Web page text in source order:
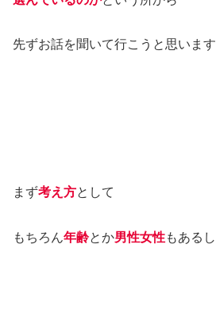
先ずお話を聞いて行こうと思います
まず考え方として
もちろん年齢とか男性女性もあるし